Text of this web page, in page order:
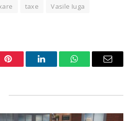
taxe
Vasile Iuga
Pinterest LinkedInWhatsAppEmail